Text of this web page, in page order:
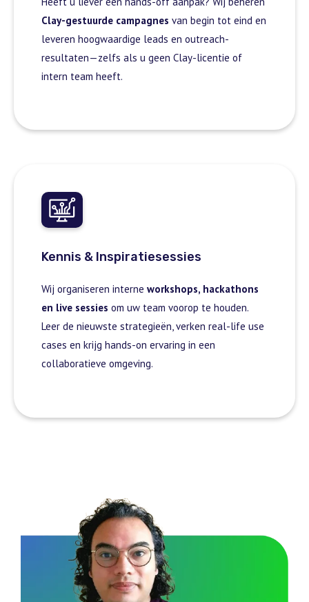
Clay-gestuurde campagnes van begin tot eind en
leveren hoogwaardige leads en outreach-
resultaten—zelfs als u geen Clay-licentie of
intern team heeft.
Kennis & Inspiratiesessies
Wij organiseren interne workshops, hackathons
en live sessies om uw team voorop te houden.
Leer de nieuwste strategieën, verken real-life use
cases en krijg hands-on ervaring in een
collaboratieve omgeving.